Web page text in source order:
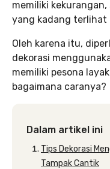
memiliki
yang kadang terlihat
Oleh karena itu,
dekorasi
memiliki pesona
bagaimana caranya?
Dalam artikel ini
Tips Dekorasi
Tampak Cantik